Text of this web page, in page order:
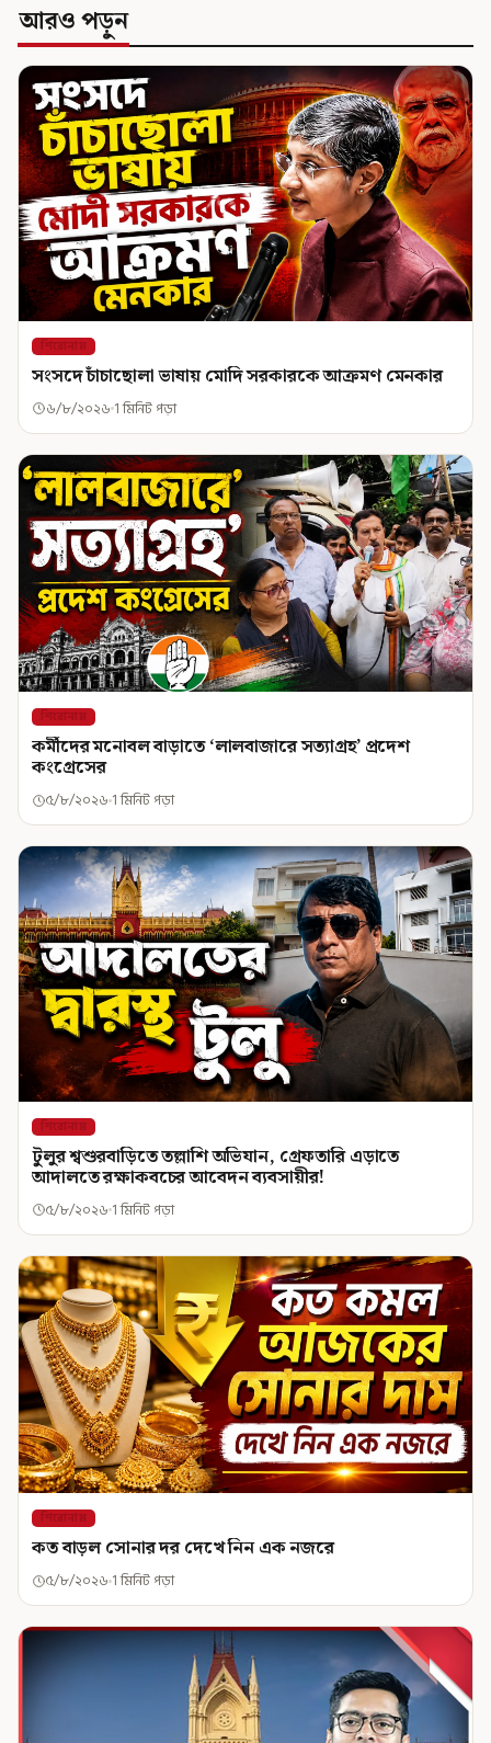
আরও পড়ুন
শিরোনাম
সংসদে চাঁচাছোলা ভাষায় মোদি সরকারকে আক্রমণ মেনকার
৬/৮/২০২৬ 1 মিনিট পড়া
শিরোনাম
কর্মীদের মনোবল বাড়াতে ‘লালবাজারে সত্যাগ্রহ’ প্রদেশ
কংগ্রেসের
৫/৮/২০২৬ 1 মিনিট পড়া
শিরোনাম
টুলুর শ্বশুরবাড়িতে তল্লাশি অভিযান, গ্রেফতারি এড়াতে
আদালতে রক্ষাকবচের আবেদন ব্যবসায়ীর!
৫/৮/২০২৬ 1 মিনিট পড়া
শিরোনাম
কত বাড়ল সোনার দর দেখে নিন এক নজরে
৫/৮/২০২৬ 1 মিনিট পড়া